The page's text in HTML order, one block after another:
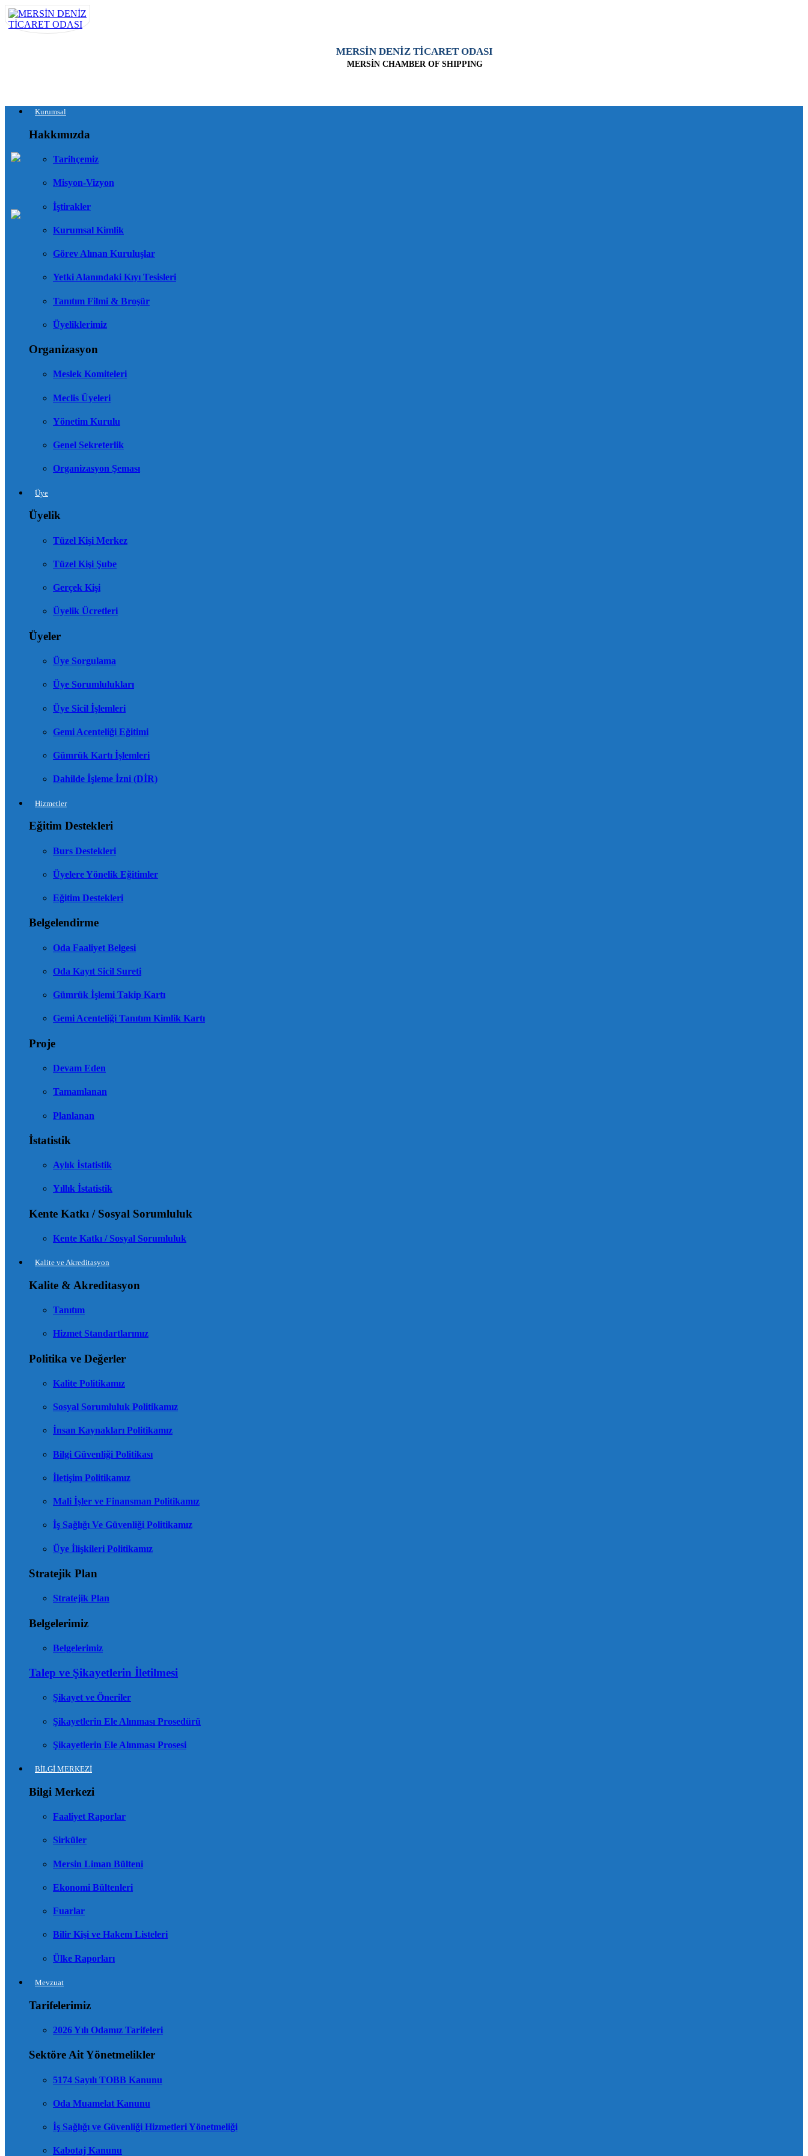
MERSİN DENİZ TİCARET ODASI
MERSİN CHAMBER OF SHIPPING
Kurumsal
Hakkımızda
Tarihçemiz
Misyon-Vizyon
İştirakler
Kurumsal Kimlik
Görev Alınan Kuruluşlar
Yetki Alanındaki Kıyı Tesisleri
Tanıtım Filmi & Broşür
Üyeliklerimiz
Organizasyon
Meslek Komiteleri
Meclis Üyeleri
Yönetim Kurulu
Genel Sekreterlik
Organizasyon Şeması
Üye
Üyelik
Tüzel Kişi Merkez
Tüzel Kişi Şube
Gerçek Kişi
Üyelik Ücretleri
Üyeler
Üye Sorgulama
Üye Sorumlulukları
Üye Sicil İşlemleri
Gemi Acenteliği Eğitimi
Gümrük Kartı İşlemleri
Dahilde İşleme İzni (DİR)
Hizmetler
Eğitim Destekleri
Burs Destekleri
Üyelere Yönelik Eğitimler
Eğitim Destekleri
Belgelendirme
Oda Faaliyet Belgesi
Oda Kayıt Sicil Sureti
Gümrük İşlemi Takip Kartı
Gemi Acenteliği Tanıtım Kimlik Kartı
Proje
Devam Eden
Tamamlanan
Planlanan
İstatistik
Aylık İstatistik
Yıllık İstatistik
Kente Katkı / Sosyal Sorumluluk
Kente Katkı / Sosyal Sorumluluk
Kalite ve Akreditasyon
Kalite & Akreditasyon
Tanıtım
Hizmet Standartlarımız
Politika ve Değerler
Kalite Politikamız
Sosyal Sorumluluk Politikamız
İnsan Kaynakları Politikamız
Bilgi Güvenliği Politikası
İletişim Politikamız
Mali İşler ve Finansman Politikamız
İş Sağlığı Ve Güvenliği Politikamız
Üye İlişkileri Politikamız
Stratejik Plan
Stratejik Plan
Belgelerimiz
Belgelerimiz
Talep ve Şikayetlerin İletilmesi
Şikayet ve Öneriler
Şikayetlerin Ele Alınması Prosedürü
Şikayetlerin Ele Alınması Prosesi
BİLGİ MERKEZİ
Bilgi Merkezi
Faaliyet Raporlar
Sirküler
Mersin Liman Bülteni
Ekonomi Bültenleri
Fuarlar
Bilir Kişi ve Hakem Listeleri
Ülke Raporları
Mevzuat
Tarifelerimiz
2026 Yılı Odamız Tarifeleri
Sektöre Ait Yönetmelikler
5174 Sayılı TOBB Kanunu
Oda Muamelat Kanunu
İş Sağlığı ve Güvenliği Hizmetleri Yönetmeliği
Kabotaj Kanunu